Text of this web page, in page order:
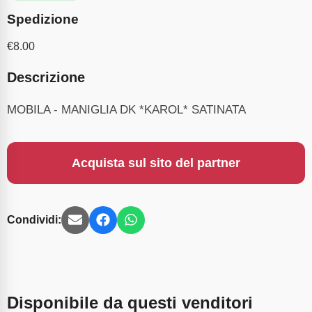
Spedizione
€8.00
Descrizione
MOBILA - MANIGLIA DK *KAROL* SATINATA
Acquista sul sito del partner
Condividi:
Disponibile da questi venditori